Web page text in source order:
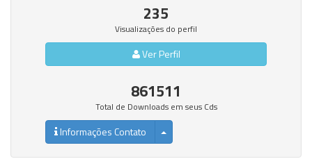
235
Visualizações do perfil
Ver Perfil
861511
Total de Downloads em seus Cds
Informações Contato